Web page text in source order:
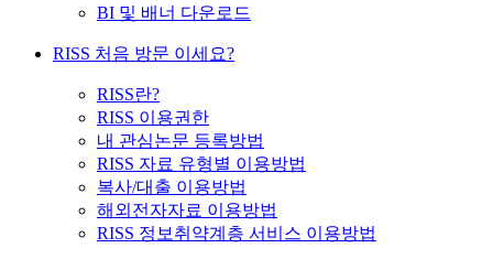
BI 및 배너 다운로드
RISS 처음 방문 이세요?
RISS란?
RISS 이용권한
내 관심논문 등록방법
RISS 자료 유형별 이용방법
복사/대출 이용방법
해외전자자료 이용방법
RISS 정보취약계층 서비스 이용방법